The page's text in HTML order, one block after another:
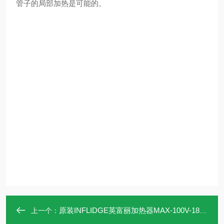
管子的局部加热是可能的。
上一个： 原装INFLIDGE英富丽加热器MAX-100V-180W-A